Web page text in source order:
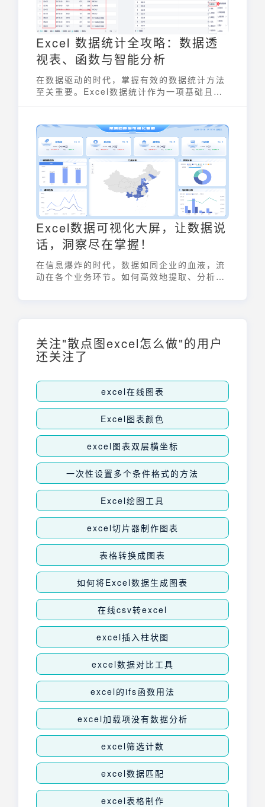
Excel 数据统计全攻略：数据透
视表、函数与智能分析
在数据驱动的时代，掌握有效的数据统计方法
至关重要。Excel数据统计作为一项基础且实
重点介绍数据透视表、常用函数以及智能分析
工具的应用，助你轻松驾驭数据，提升工作效
率。
Excel数据可视化大屏，让数据说
话，洞察尽在掌握！
在信息爆炸的时代，数据如同企业的血液，流
动在各个业务环节。如何高效地提取、分析并
关注"散点图excel怎么做"的用户
还关注了
excel在线图表
Excel图表颜色
excel图表双层横坐标
一次性设置多个条件格式的方法
Excel绘图工具
excel切片器制作图表
表格转换成图表
如何将Excel数据生成图表
在线csv转excel
excel插入柱状图
excel数据对比工具
excel的ifs函数用法
excel加载项没有数据分析
excel筛选计数
excel数据匹配
excel表格制作